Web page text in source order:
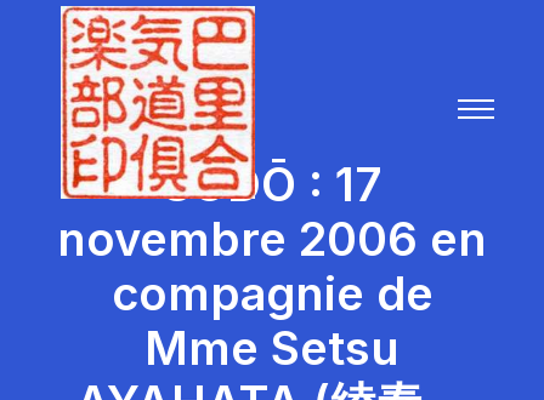
SŌDŌ : 17
novembre 2006 en
compagnie de
Mme Setsu